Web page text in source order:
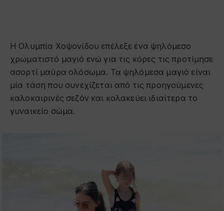
Η Ολυμπία Χοψονίδου επέλεξε ένα ψηλόμεσο
χρωματιστό μαγιό ενώ για τις κόρες τις προτίμησε
ασορτί μαύρα ολόσωμα. Τα ψηλόμεσα μαγιό είναι
μία τάση που συνεχίζεται από τις προηγούμενες
καλοκαιρινές σεζόν και κολακεύει ιδιαίτερα το
γυναικείο σώμα.